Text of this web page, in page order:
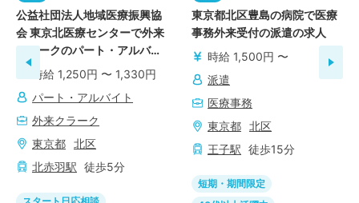
公益社団法人地域医療振興協
会 東京北医療センターで外来
クラークのパート・アルバイ
トの求人
時給 1,250円 〜 1,330円
パート・アルバイト
外来クラーク
東京都 北区
北赤羽駅 徒歩5分
スタート日応相談
東京都北区豊島の病院で医療
事務外来受付の派遣の求人
時給 1,500円 〜
派遣
医療事務
東京都 北区
王子駅 徒歩15分
短期・期間限定